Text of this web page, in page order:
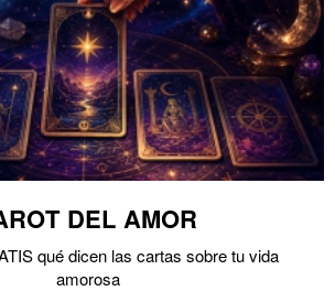
DEL AMOR
qué dicen las cartas sobre tu vida
amorosa